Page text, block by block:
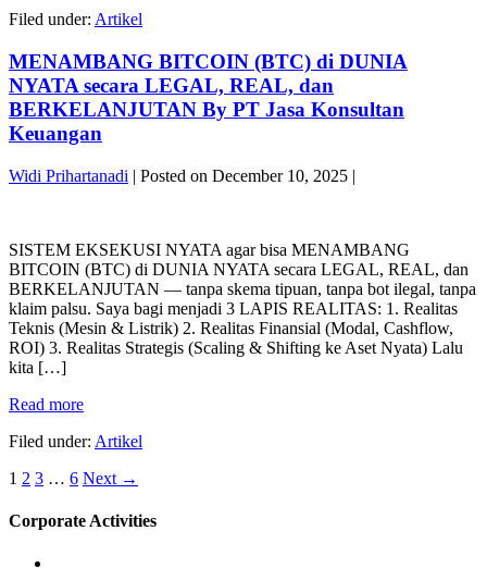
DAN
BY
PT
JASA
KONSULTAN
KEUANGAN
BLUE-
QUANTUM
LEDGER
SYSTEM™
LAPORAN
LENGKAP
PROGRESS,
PT
JASA
KONSULTAN
KEUANGAN
Filed under: Artikel
MENAMBANG BITCOIN (BTC) di DUNIA
NYATA secara LEGAL, REAL, dan
BERKELANJUTAN By PT Jasa Konsultan
Keuangan
Widi Prihartanadi | Posted on December 10, 2025 |
(BTC)
di
DUNIA
NYATA
secara
LEGAL,
REAL,
BERKELANJUTAN
PT
Konsultan
SISTEM EKSEKUSI NYATA agar bisa MENAMBANG
BITCOIN (BTC) di DUNIA NYATA secara LEGAL, REAL, dan
BERKELANJUTAN — tanpa skema tipuan, tanpa bot ilegal, tanpa
klaim palsu. Saya bagi menjadi 3 LAPIS REALITAS: 1. Realitas
Teknis (Mesin & Listrik) 2. Realitas Finansial (Modal, Cashflow,
ROI) 3. Realitas Strategis (Scaling & Shifting ke Aset Nyata) Lalu
kita […]
Read moreMENAMBANG
(BTC)
DUNIA
secara
Filed under: Artikel
Posts
pagination
1 2 3 … 6 Next →
Corporate Activities